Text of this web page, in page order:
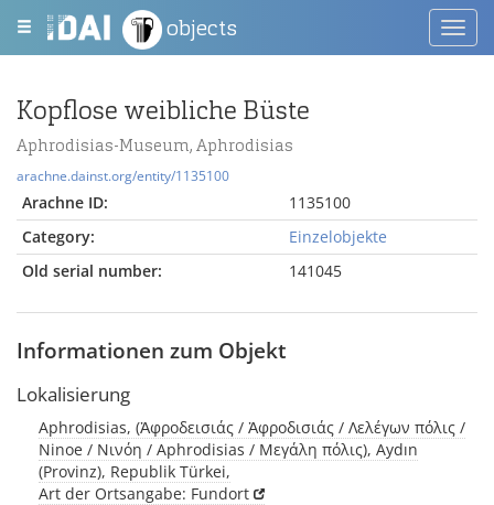
objects
Kopflose weibliche Büste
Aphrodisias-Museum, Aphrodisias
arachne.dainst.org/entity/1135100
Arachne ID:
1135100
Category:
Einzelobjekte
Old serial number:
141045
Informationen zum Objekt
Lokalisierung
Aphrodisias, (Ἀφροδεισιάς / Ἀφροδισιάς / Λελέγων πόλις /
Ninoe / Νινόη / Aphrodisias / Μεγάλη πόλις), Aydın
(Provinz), Republik Türkei,
Art der Ortsangabe: Fundort